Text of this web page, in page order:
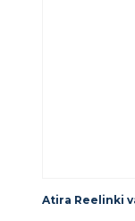
Atira Reelinki